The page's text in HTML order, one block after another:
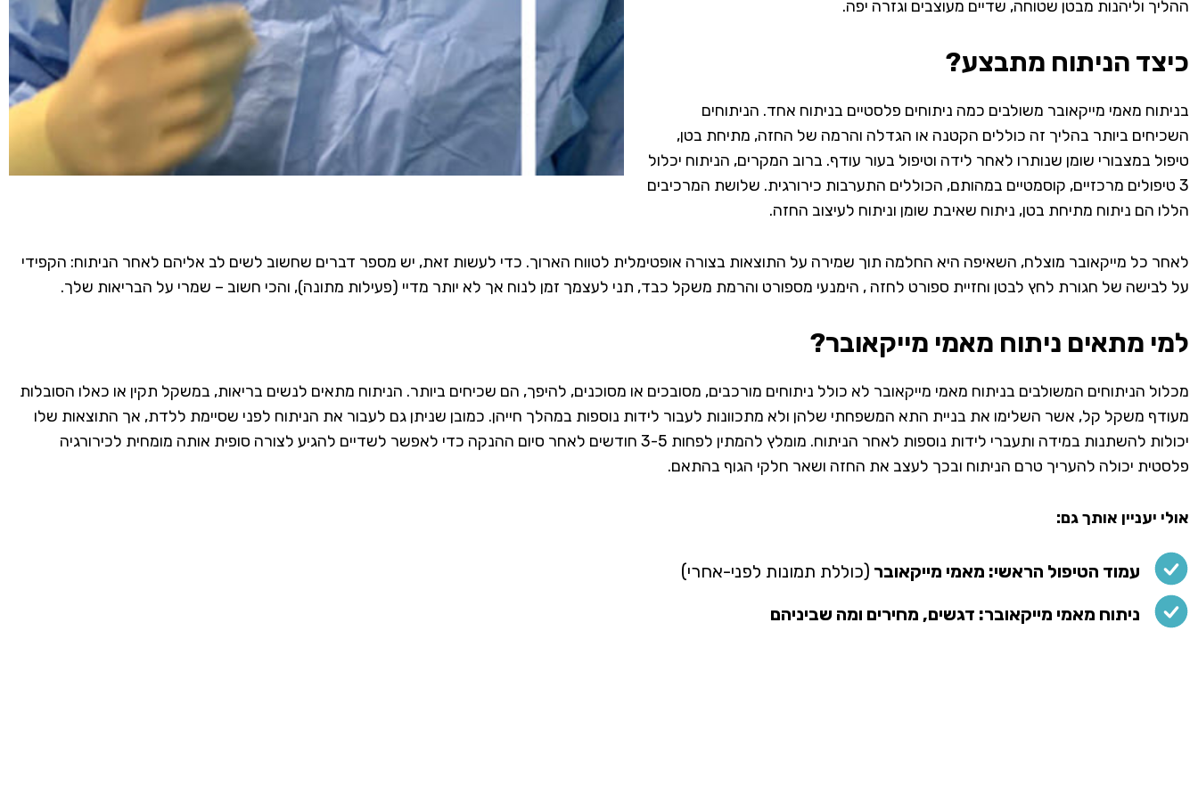
ההליך וליהנות מבטן שטוחה, שדיים מעוצבים וגזרה יפה.
כיצד הניתוח מתבצע?
בניתוח מאמי מייקאובר משולבים כמה ניתוחים פלסטיים בניתוח אחד. הניתוחים
השכיחים ביותר בהליך זה כוללים הקטנה או הגדלה והרמה של החזה, מתיחת בטן,
טיפול במצבורי שומן שנותרו לאחר לידה וטיפול בעור עודף. ברוב המקרים, הניתוח יכלול
3 טיפולים מרכזיים, קוסמטיים במהותם, הכוללים התערבות כירורגית. שלושת המרכיבים
הללו הם ניתוח מתיחת בטן, ניתוח שאיבת שומן וניתוח לעיצוב החזה.
לאחר כל מייקאובר מוצלח, השאיפה היא החלמה תוך שמירה על התוצאות בצורה אופטימלית לטווח הארוך. כדי לעשות זאת, יש מספר דברים שחשוב לשים לב אליהם לאחר הניתוח: הקפידי
על לבישה של חגורת לחץ לבטן וחזיית ספורט לחזה , הימנעי מספורט והרמת משקל כבד, תני לעצמך זמן לנוח אך לא יותר מדיי (פעילות מתונה), והכי חשוב – שמרי על הבריאות שלך.
למי מתאים ניתוח מאמי מייקאובר?
מכלול הניתוחים המשולבים בניתוח מאמי מייקאובר לא כולל ניתוחים מורכבים, מסובכים או מסוכנים, להיפך, הם שכיחים ביותר. הניתוח מתאים לנשים בריאות, במשקל תקין או כאלו הסובלות
מעודף משקל קל, אשר השלימו את בניית התא המשפחתי שלהן ולא מתכוונות לעבור לידות נוספות במהלך חייהן. כמובן שניתן גם לעבור את הניתוח לפני שסיימת ללדת, אך התוצאות שלו
יכולות להשתנות במידה ותעברי לידות נוספות לאחר הניתוח. מומלץ להמתין לפחות 3-5 חודשים לאחר סיום ההנקה כדי לאפשר לשדיים להגיע לצורה סופית אותה מומחית לכירורגיה
פלסטית יכולה להעריך טרם הניתוח ובכך לעצב את החזה ושאר חלקי הגוף בהתאם.
אולי יעניין אותך גם:
עמוד הטיפול הראשי: מאמי מייקאובר (כוללת תמונות לפני-אחרי)
ניתוח מאמי מייקאובר: דגשים, מחירים ומה שביניהם